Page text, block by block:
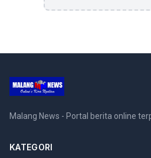
Malang News - Portal berita online
KATEGORI